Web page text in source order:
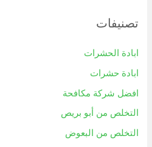
تصنيفات
ابادة الحشرات
ابادة حشرات
افضل شركة مكافحة
التخلص من أبو بريص
التخلص من البعوض